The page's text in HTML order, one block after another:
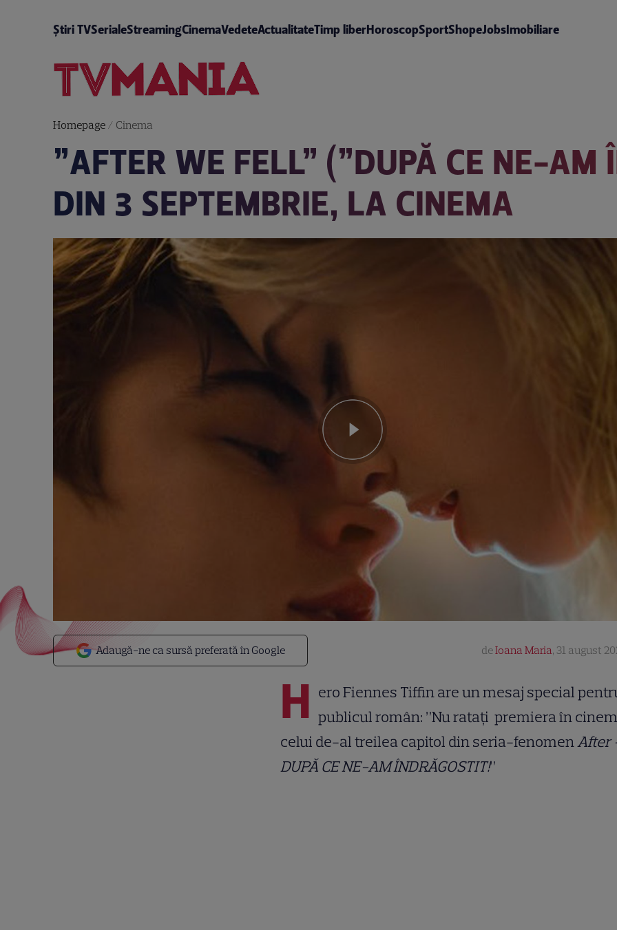
Știri TVSerialeStreamingCinemaVedeteActualitateTimp liberHoroscopSportShopeJobsImobiliare
Homepage/ Cinema
”AFTER WE FELL” (”DUPĂ CE NE-AM
DIN 3 SEPTEMBRIE, LA CINEMA
Adaugă-ne ca sursă preferată în Google deIoana Maria, 31 august
H ero Fiennes Tiffin are un mesaj special
publicul român: ”Nu ratați premiera în
celui de-al treilea capitol din seria-fenomenAfter
DUPĂ CE NE-AM ÎNDRĂGOSTIT!”